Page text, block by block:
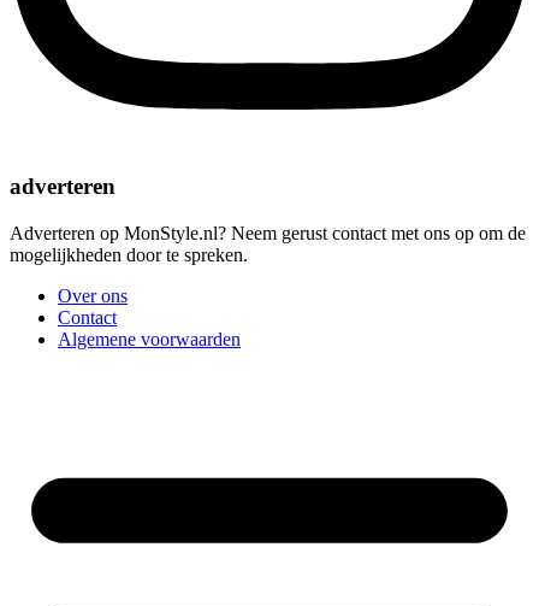
adverteren
Adverteren op MonStyle.nl? Neem gerust contact met ons op om de
mogelijkheden door te spreken.
Over ons
Contact
Algemene voorwaarden